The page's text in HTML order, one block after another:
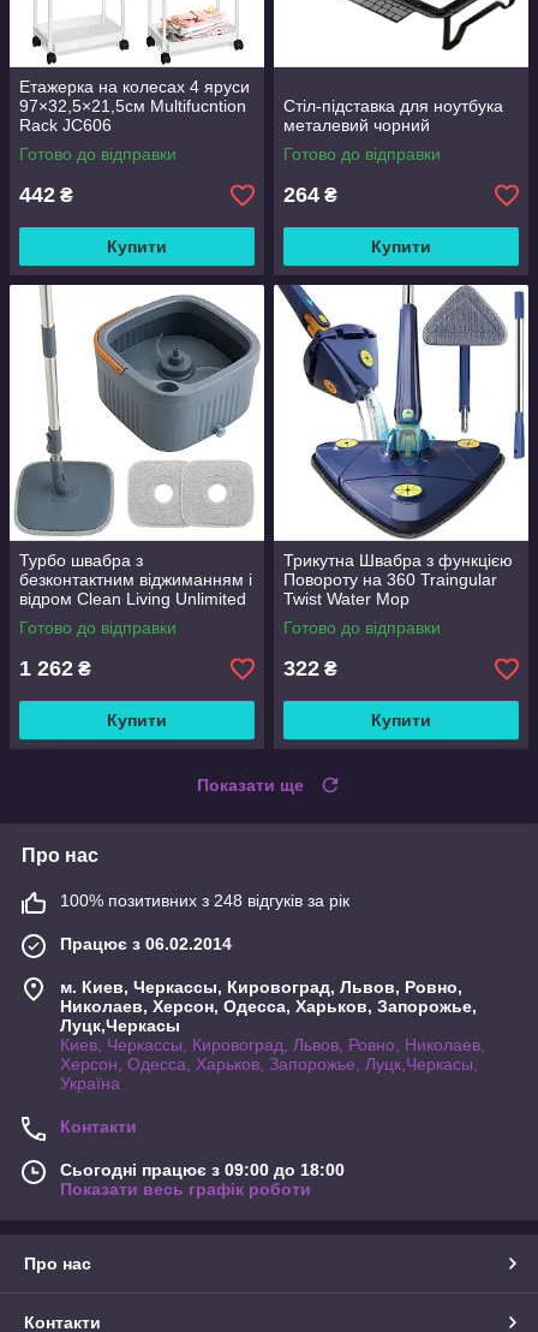
Етажерка на колесах 4 яруси
97×32,5×21,5см Multifucntion
Rack JC606
Готово до відправки
442 ₴
Купити
Стіл-підставка для ноутбука
металевий чорний
Готово до відправки
264 ₴
Купити
Турбо швабра з
безконтактним віджиманням і
відром Clean Living Unlimited
Control
Готово до відправки
1 262 ₴
Купити
Трикутна Швабра з функцією
Повороту на 360 Traingular
Twist Water Mop
Готово до відправки
322 ₴
Купити
Показати ще
Про нас
100% позитивних з 248 відгуків за рік
Працює з 06.02.2014
м. Киев, Черкассы, Кировоград, Львов, Ровно,
Николаев, Херсон, Одесса, Харьков, Запорожье,
Луцк,Черкасы
Киев, Черкассы, Кировоград, Львов, Ровно, Николаев,
Херсон, Одесса, Харьков, Запорожье, Луцк,Черкасы,
Україна
Контакти
Сьогодні працює з 09:00 до 18:00
Показати весь графік роботи
Про нас
Контакти